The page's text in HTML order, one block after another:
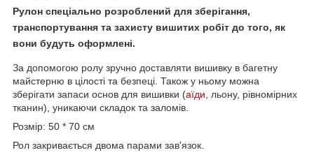
Рулон спеціально розроблений для зберігання,
транспортування та захисту вишитих робіт до того, як
вони будуть оформлені.
За допомогою ролу зручно доставляти вишивку в багетну
майстерню в цілості та безпеці. Також у ньому можна
зберігати запаси основ для вишивки (аїди, льону, рівномірних
тканин), уникаючи складок та заломів.
Розмір: 50 * 70 см
Рол закривається двома парами зав'язок.